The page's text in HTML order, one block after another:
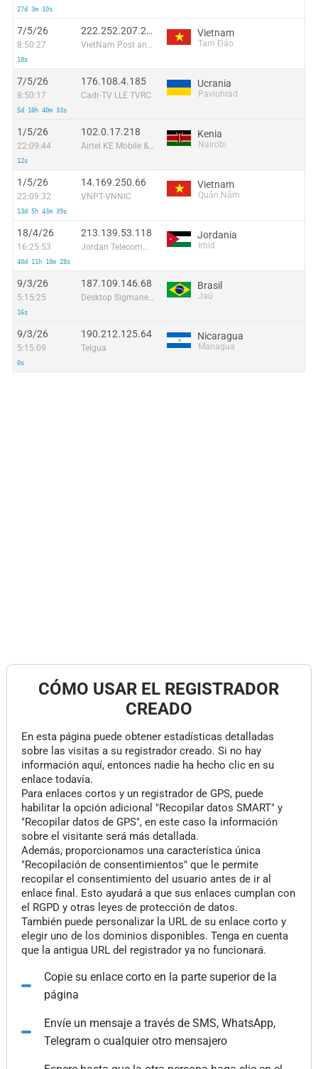
27d 3m 10s
7/5/26
8:50:27
10s
222.252.207.243
VietNam Post and Telecom Corporation
Vietnam
Tam Đảo
7/5/26
8:50:17
5d 10h 40m 33s
176.108.4.185
Cadr-TV LLE TVRC
Ucrania
Pavlohrad
1/5/26
22:09:44
12s
102.0.17.218
Airtel KE Mobile & Fixed Internet
Kenia
Nairobi
1/5/26
22:09:32
13d 5h 43m 39s
14.169.250.66
VNPT-VNNIC
Vietnam
Quận Năm
18/4/26
16:25:53
40d 11h 10m 28s
213.139.53.118
Jordan Telecommunications PSC
Jordania
Irbid
9/3/26
5:15:25
16s
187.109.146.68
Desktop Sigmanet Comunicação Multimídia SA
Brasil
Jaú
9/3/26
5:15:09
0s
190.212.125.64
Telgua
Nicaragua
Managua
CÓMO USAR EL REGISTRADOR
CREADO
En esta página puede obtener estadísticas detalladas
sobre las visitas a su registrador creado. Si no hay
información aquí, entonces nadie ha hecho clic en su
enlace todavía.
Para enlaces cortos y un registrador de GPS, puede
habilitar la opción adicional "Recopilar datos SMART" y
"Recopilar datos de GPS", en este caso la información
sobre el visitante será más detallada.
Además, proporcionamos una característica única
"Recopilación de consentimientos" que le permite
recopilar el consentimiento del usuario antes de ir al
enlace final. Esto ayudará a que sus enlaces cumplan con
el RGPD y otras leyes de protección de datos.
También puede personalizar la URL de su enlace corto y
elegir uno de los dominios disponibles. Tenga en cuenta
que la antigua URL del registrador ya no funcionará.
Copie su enlace corto en la parte superior de la
página
Envíe un mensaje a través de SMS, WhatsApp,
Telegram o cualquier otro mensajero